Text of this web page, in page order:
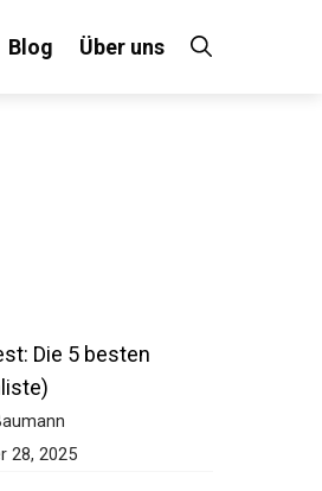
Blog Über uns
Die 5 besten
2025